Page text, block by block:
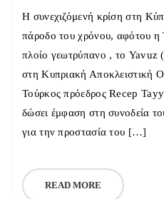
Η συνεχιζόμενή κρίση στη
πάροδο του χρόνου, αφότου η
πλοίο γεωτρύπανο , το Yavuz
στη Κυπριακή
Τούρκος πρόεδρος Recep
δώσει έμφαση στη συνοδεία
για την προστασία του […]
READ MORE